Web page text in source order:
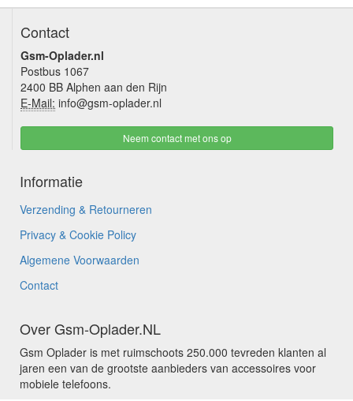
Contact
Gsm-Oplader.nl
Postbus 1067
2400 BB Alphen aan den Rijn
E-Mail: info@gsm-oplader.nl
Neem contact met ons op
Informatie
Verzending & Retourneren
Privacy & Cookie Policy
Algemene Voorwaarden
Contact
Over Gsm-Oplader.NL
Gsm Oplader is met ruimschoots 250.000 tevreden klanten al
jaren een van de grootste aanbieders van accessoires voor
mobiele telefoons.